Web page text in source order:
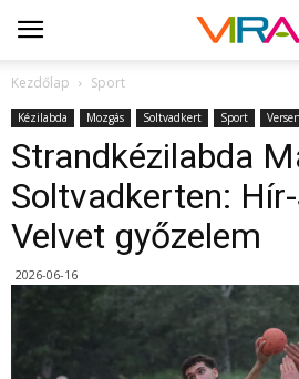
Kezdőlap Sport
Kézilabda Mozgás Soltvadkert Sport
Strandkézilabda
Soltvadkerten:
Velvet győzelem
2026-06-16